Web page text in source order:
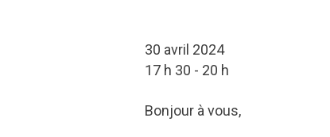
30 avril 2024
17 h 30 - 20 h
Bonjour à vous,